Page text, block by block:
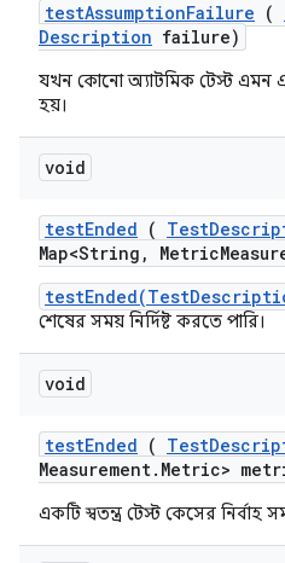
testAssumptionFailure (
Description failure)
যখন কোনো অ্যাটমিক টেস্ট এমন
হয়।
void
testEnded ( Test
Map<String , Metric
শেষের সময় নির্দিষ্ট করতে পারি।
void
testEnded ( Test
Measurement. Metric>
একটি স্বতন্ত্র টেস্ট কেসের নির্বাহ